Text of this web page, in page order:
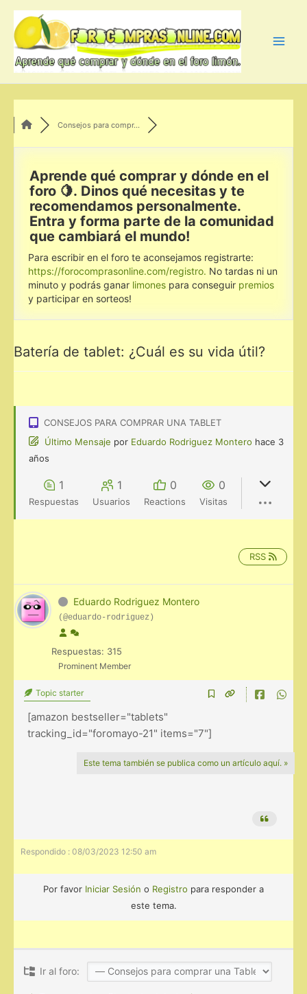
contenido
Consejos para compr...
Aprende qué comprar y dónde en el
foro 🍋. Dinos qué necesitas y te
recomendamos personalmente.
Entra y forma parte de la comunidad
que cambiará el mundo!
Para escribir en el foro te aconsejamos registrarte:
https://forocomprasonline.com/registro. No tardas ni un
minuto y podrás ganar limones para conseguir premios
y participar en sorteos!
Batería de tablet: ¿Cuál es su vida útil?
CONSEJOS PARA COMPRAR UNA TABLET
Último Mensaje por Eduardo Rodriguez Montero hace 3
años
1
Respuestas
1
Usuarios
0
Reactions
0
Visitas
RSS
Eduardo Rodriguez Montero
(@eduardo-rodriguez)
Respuestas: 315
Prominent Member
Topic starter
[amazon bestseller="tablets"
tracking_id="foromayo-21" items="7"]
Este tema también se publica como un artículo aquí. »
Respondido : 08/03/2023 12:50 am
Por favor Iniciar Sesión o Registro para responder a
este tema.
Ir al foro: